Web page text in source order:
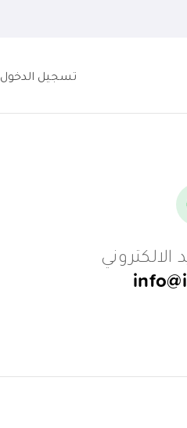
تسجيل الدخول
الالكتروني